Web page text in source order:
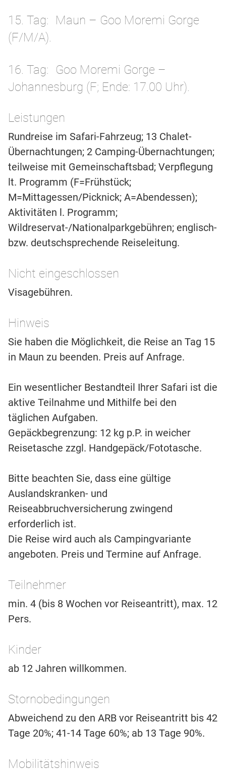
15. Tag
Maun – Goo Moremi Gorge
(F/M/A).
16. Tag
Goo Moremi Gorge –
Johannesburg (F; Ende: 17.00 Uhr).
Leistungen
Rundreise im Safari-Fahrzeug; 13 Chalet-
Übernachtungen; 2 Camping-Übernachtungen;
teilweise mit Gemeinschaftsbad; Verpflegung
lt. Programm (F=Frühstück;
M=Mittagessen/Picknick; A=Abendessen);
Aktivitäten l. Programm;
Wildreservat-/Nationalparkgebühren; englisch-
bzw. deutschsprechende Reiseleitung.
Nicht eingeschlossen
Visagebühren.
Hinweis
Sie haben die Möglichkeit, die Reise an Tag 15
in Maun zu beenden. Preis auf Anfrage.
Ein wesentlicher Bestandteil Ihrer Safari ist die
aktive Teilnahme und Mithilfe bei den
täglichen Aufgaben.
Gepäckbegrenzung: 12 kg p.P. in weicher
Reisetasche zzgl. Handgepäck/Fototasche.
Bitte beachten Sie, dass eine gültige
Auslandskranken- und
Reiseabbruchversicherung zwingend
erforderlich ist.
Die Reise wird auch als Campingvariante
angeboten. Preis und Termine auf Anfrage.
Teilnehmer
min. 4 (bis 8 Wochen vor Reiseantritt), max. 12
Pers.
Kinder
ab 12 Jahren willkommen.
Stornobedingungen
Abweichend zu den ARB vor Reiseantritt bis 42
Tage 20%; 41-14 Tage 60%; ab 13 Tage 90%.
Mobilitätshinweis